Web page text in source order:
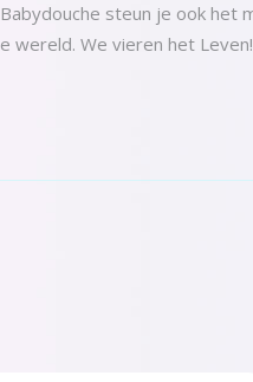
steun je ook
wereld. We vieren het Leven!